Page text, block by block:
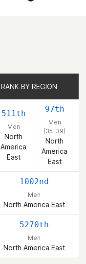
RANK BY REGION
511th
Men
North
America
East
97th
Men
(35-39)
North
America
East
1002nd
Men
North America East
5270th
Men
North America East
RANK BY REGION